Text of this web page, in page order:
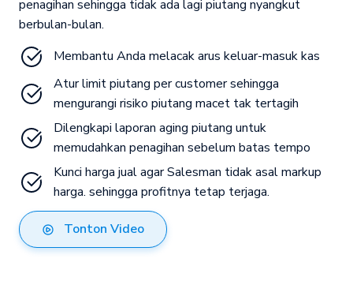
penagihan sehingga tidak ada lagi piutang nyangkut
berbulan-bulan.
Membantu Anda melacak arus keluar-masuk kas
Atur limit piutang per customer sehingga
mengurangi risiko piutang macet tak tertagih
Dilengkapi laporan aging piutang untuk
memudahkan penagihan sebelum batas tempo
Kunci harga jual agar Salesman tidak asal markup
harga. sehingga profitnya tetap terjaga.
Tonton Video